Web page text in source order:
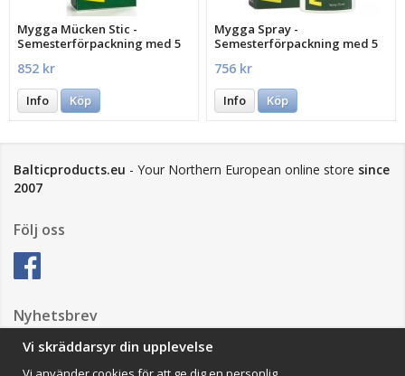
Mygga Mücken Stic -
Semesterförpackning med 5
852 kr
Info Köp
Mygga Spray -
Semesterförpackning med 5
756 kr
Info Köp
Balticproducts.eu - Your Northern European online store since
2007
Följ oss
Nyhetsbrev
Vi skräddarsyr din upplevelse